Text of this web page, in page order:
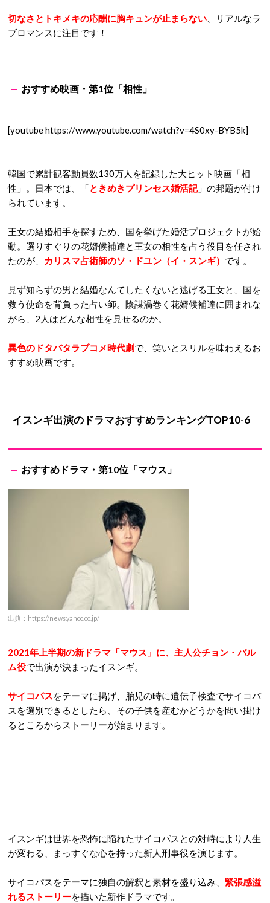
切なさとトキメキの応酬に胸キュンが止まらない 、リアルなラ
ブロマンスに注目です！
おすすめ映画・第1位「相性」
[youtube https://www.youtube.com/watch?v=4S0xy-BYB5k]
韓国で累計観客動員数130万人を記録した大ヒット映画「相
性」。日本では、「ときめきプリンセス婚活記」の邦題が付け
られています。
王女の結婚相手を探すため、国を挙げた婚活プロジェクトが始
動。選りすぐりの花婿候補達と王女の相性を占う役目を任され
たのが、
カリスマ占術師のソ・ドユン（イ・スンギ） です。
見ず知らずの男と結婚なんてしたくないと逃げる王女と、国を
救う使命を背負った占い師。陰謀渦巻く花婿候補達に囲まれな
がら、2人はどんな相性を見せるのか。
異色のドタバタラブコメ時代劇で、笑いとスリルを味わえるお
すすめ映画です。
イスンギ出演のドラマおすすめランキングTOP10-6
おすすめドラマ・第10位「マウス」
出典：https://news.yahoo.co.jp/
2021年上半期の新ドラマ「マウス」に、主人公チョン・バル
ム役で出演が決まったイスンギ。
サイコパスをテーマに掲げ、胎児の時に遺伝子検査でサイコパ
スを選別できるとしたら、その子供を産むかどうかを問い掛け
るところからストーリーが始まります。
イスンギは世界を恐怖に陥れたサイコパスとの対峙により人生
が変わる、まっすぐな心を持った新人刑事役を演じます。
サイコパスをテーマに独自の解釈と素材を盛り込み、 緊張感溢
れるストーリーを描いた新作ドラマです。